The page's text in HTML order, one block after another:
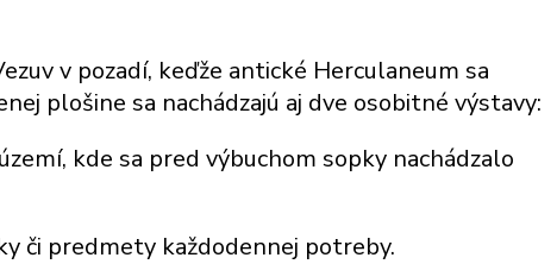
v pozadí, keďže antické Herculaneum sa
plošine sa nachádzajú aj dve osobitné výstavy:
kde sa pred výbuchom sopky nachádzalo
či predmety každodennej potreby.